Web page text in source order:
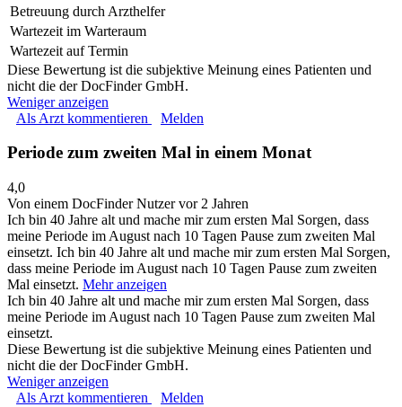
Betreuung durch Arzthelfer
Wartezeit im Warteraum
Wartezeit auf Termin
Diese Bewertung ist die subjektive Meinung eines Patienten und
nicht die der DocFinder GmbH.
Weniger anzeigen
Als Arzt kommentieren
Melden
Periode zum zweiten Mal in einem Monat
4,0
Von einem DocFinder Nutzervor 2 Jahren
Ich bin 40 Jahre alt und mache mir zum ersten Mal Sorgen, dass
meine Periode im August nach 10 Tagen Pause zum zweiten Mal
einsetzt. Ich bin 40 Jahre alt und mache mir zum ersten Mal Sorgen,
dass meine Periode im August nach 10 Tagen Pause zum zweiten
Mal einsetzt. Mehr anzeigen
Ich bin 40 Jahre alt und mache mir zum ersten Mal Sorgen, dass
meine Periode im August nach 10 Tagen Pause zum zweiten Mal
einsetzt.
Diese Bewertung ist die subjektive Meinung eines Patienten und
nicht die der DocFinder GmbH.
Weniger anzeigen
Als Arzt kommentieren
Melden